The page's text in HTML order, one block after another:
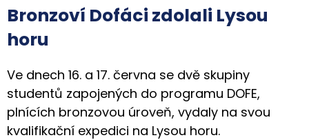
Bronzoví Dofáci zdolali Lysou
horu
Ve dnech 16. a 17. června se dvě skupiny
studentů zapojených do programu DOFE,
plnících bronzovou úroveň, vydaly na svou
kvalifikační expedici na Lysou horu.